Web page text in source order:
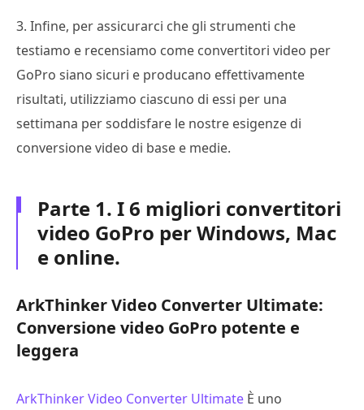
3. Infine, per assicurarci che gli strumenti che
testiamo e recensiamo come convertitori video per
GoPro siano sicuri e producano effettivamente
risultati, utilizziamo ciascuno di essi per una
settimana per soddisfare le nostre esigenze di
conversione video di base e medie.
Parte 1. I 6 migliori convertitori
video GoPro per Windows, Mac
e online.
ArkThinker Video Converter Ultimate:
Conversione video GoPro potente e
leggera
ArkThinker Video Converter Ultimate È uno